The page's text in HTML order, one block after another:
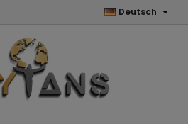
Deutsch 